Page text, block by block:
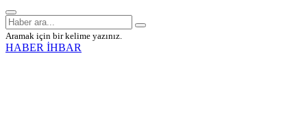
Aramak için bir kelime yazınız.
HABER İHBAR